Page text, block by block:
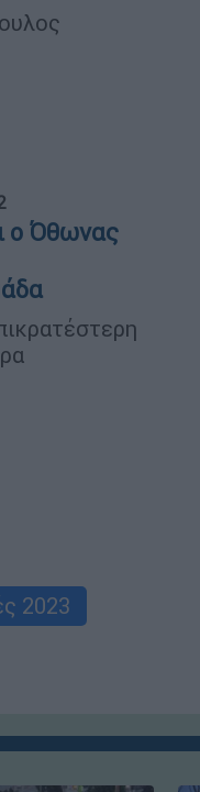
ο Όθωνας
2023